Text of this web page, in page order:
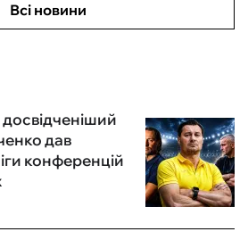
Всі новини
дав
конференцій